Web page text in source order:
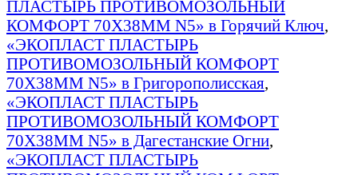
ПЛАСТЫРЬ ПРОТИВОМОЗОЛЬНЫЙ
КОМФОРТ 70Х38ММ N5» в Горячий Ключ,
«ЭКОПЛАСТ ПЛАСТЫРЬ
ПРОТИВОМОЗОЛЬНЫЙ КОМФОРТ
70Х38ММ N5» в Григорополисская,
«ЭКОПЛАСТ ПЛАСТЫРЬ
ПРОТИВОМОЗОЛЬНЫЙ КОМФОРТ
70Х38ММ N5» в Дагестанские Огни,
«ЭКОПЛАСТ ПЛАСТЫРЬ